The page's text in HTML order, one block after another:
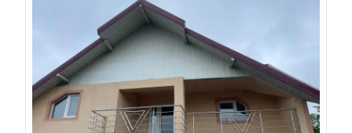
2025